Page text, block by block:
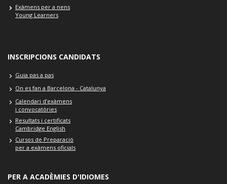
Exàmens per a nens
Young Learners
INSCRIPCIONS CANDIDATS
Guia pas a pas
On es fan a Barcelona - Catalunya
Calendari d’exàmens
i convocatòries
Resultats i certificats
Cambridge English
Cursos de Preparació
per a exàmens oficials
PER A ACADÈMIES D'IDIOMES